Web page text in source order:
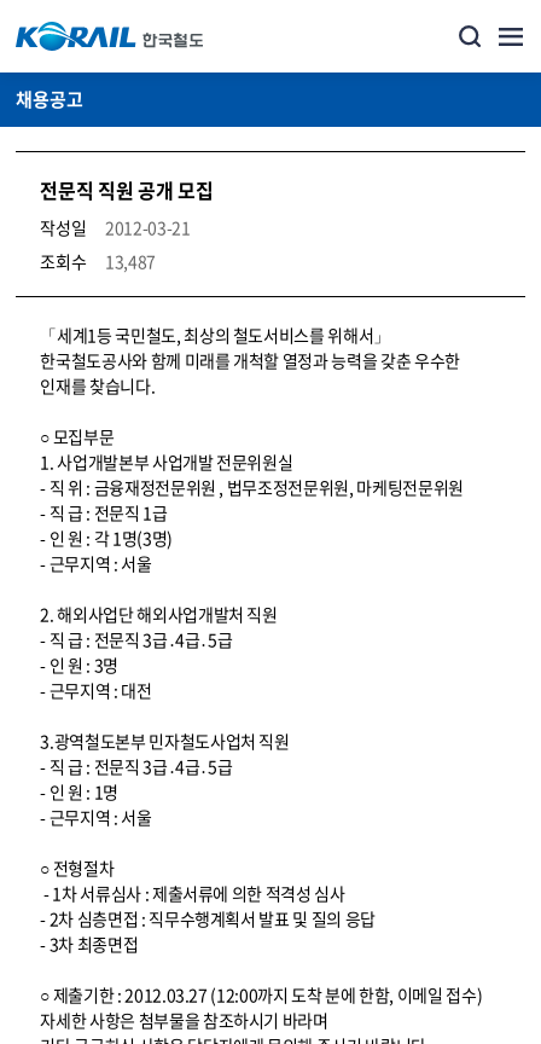
채용공고
전문직 직원 공개 모집
작성일
2012-03-21
조회수
13,487
코레일소개_경영공시_채용공고 상세보기 – 내용, 파일, 담당자 연락처로 구성
「세계1등 국민철도, 최상의 철도서비스를 위해서」
한국철도공사와 함께 미래를 개척할 열정과 능력을 갖춘 우수한
인재를 찾습니다.
○ 모집부문
1. 사업개발본부 사업개발 전문위원실
- 직 위 : 금융재정전문위원 , 법무조정전문위원, 마케팅전문위원
- 직 급 : 전문직 1급
- 인 원 : 각 1명(3명)
- 근무지역 : 서울
2. 해외사업단 해외사업개발처 직원
- 직 급 : 전문직 3급․4급․5급
- 인 원 : 3명
- 근무지역 : 대전
3.광역철도본부 민자철도사업처 직원
- 직 급 : 전문직 3급․4급․5급
- 인 원 : 1명
- 근무지역 : 서울
○ 전형절차
- 1차 서류심사 : 제출서류에 의한 적격성 심사
- 2차 심층면접 : 직무수행계획서 발표 및 질의 응답
- 3차 최종면접
○ 제출기한 : 2012.03.27 (12:00까지 도착 분에 한함, 이메일 접수)
자세한 사항은 첨부물을 참조하시기 바라며